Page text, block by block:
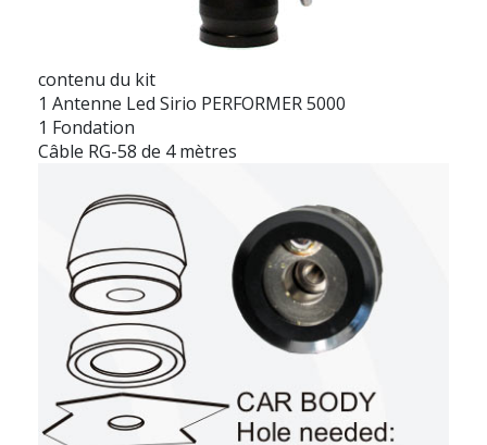
contenu du kit
1 Antenne Led Sirio PERFORMER 5000
1 Fondation
Câble RG-58 de 4 mètres